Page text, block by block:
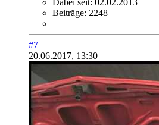
Beiträge: 2248
#7
20.06.2017, 13:30